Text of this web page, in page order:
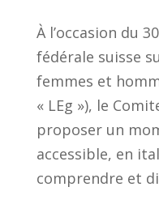
À l’occasion du
fédérale suisse
femmes et
« LEg »), le
proposer un
accessible, en
comprendre et